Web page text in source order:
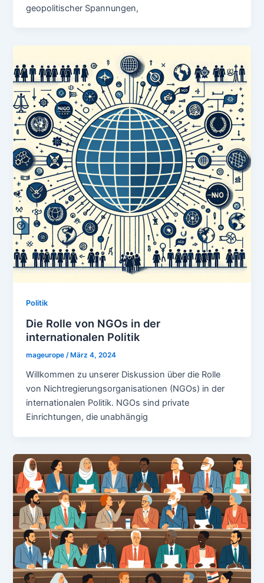
geopolitischer Spannungen,
Politik
Die Rolle von NGOs in der
internationalen Politik
mageurope/ März 4, 2024
Willkommen zu unserer Diskussion über die Rolle
von Nichtregierungsorganisationen (NGOs) in der
internationalen Politik. NGOs sind private
Einrichtungen, die unabhängig